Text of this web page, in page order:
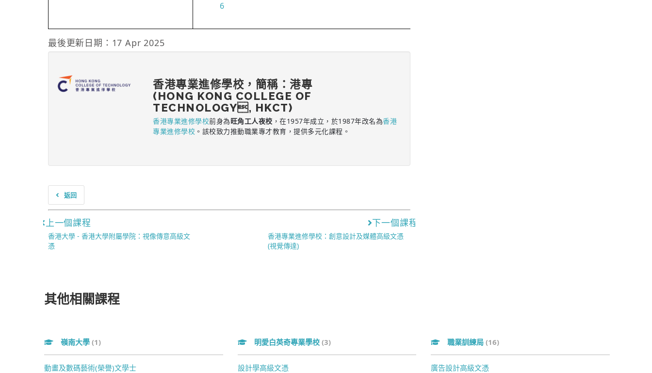
6
最後更新日期：17 Apr 2025
香港專業進修學校，簡稱：港專
(HONG KONG COLLEGE OF
TECHNOLOGY, HKCT)
香港專業進修學校前身為旺角工人夜校 ，在1957年成立，於1987年改名為香港
專業進修學校 。該校致力推動職業專才教育，提供多元化課程。
返回
上一個課程
香港大學 - 香港大學附屬學院：視像傳意高級文
憑
下一個課程
香港專業進修學校：創意設計及媒體高級文憑
(視覺傳達)
其他相關課程
嶺南大學 (1)
動畫及數碼藝術(榮譽)文學士
明愛白英奇專業學校 (3)
設計學高級文憑
職業訓練局(16)
廣告設計高級文憑